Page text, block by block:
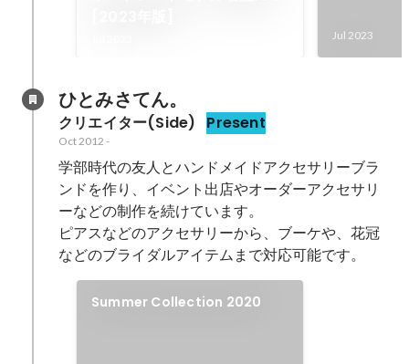
Jul 2023
ひとみさてん。
クリエイター(Side) Present
Oct 2012 -
学部時代の友人とハンドメイドアクセサリーブラ
ンドを作り、イベント出店やオーダーアクセサリ
ーなどの制作を続けています。
ピアスなどのアクセサリーから、ブーケや、花冠
などのブライダルアイテムまで対応可能です。
Summer Collection 2020